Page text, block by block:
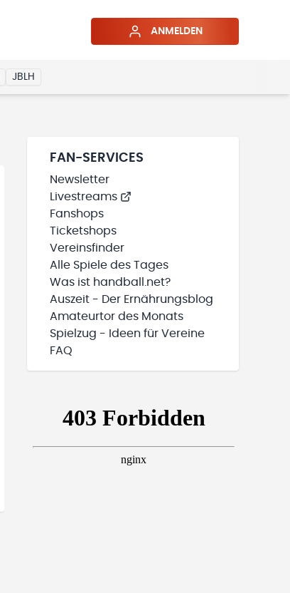
ANMELDEN
JBLH
FAN-SERVICES
Newsletter
Livestreams
Fanshops
Ticketshops
Vereinsfinder
Alle Spiele des Tages
Was ist handball.net?
Auszeit - Der Ernährungsblog
Amateurtor des Monats
Spielzug - Ideen für Vereine
FAQ